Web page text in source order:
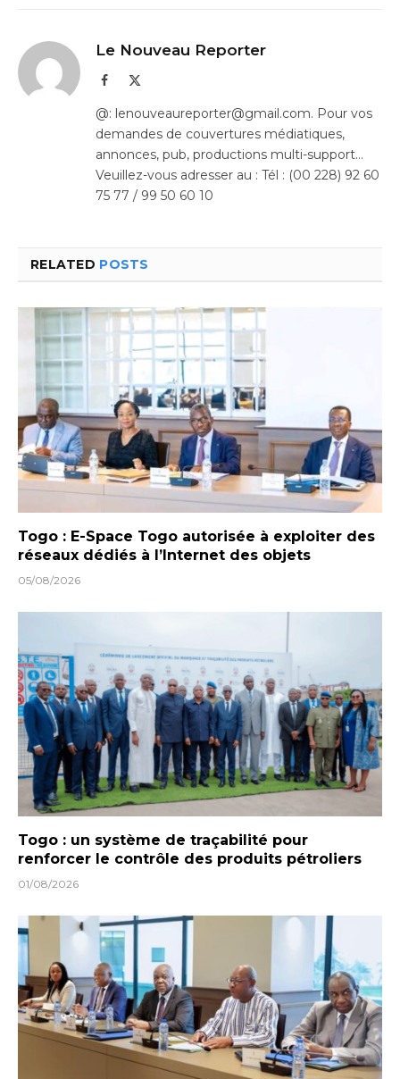
Le Nouveau Reporter
Facebook
@: lenouveaureporter@gmail.com. Pour vos
demandes de couvertures médiatiques,
annonces, pub, productions multi-support…
Veuillez-vous adresser au : Tél : (00 228) 92 60
75 77 / 99 50 60 10
RELATED POSTS
Togo : E-Space Togo autorisée à exploiter des
réseaux dédiés à l’Internet des objets
05/08/2026
Togo : un système de traçabilité pour
renforcer le contrôle des produits pétroliers
01/08/2026